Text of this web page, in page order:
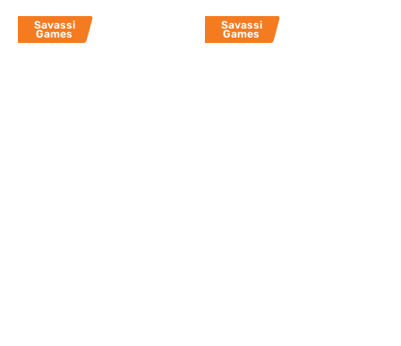
Savassi
Games
Savassi
Games